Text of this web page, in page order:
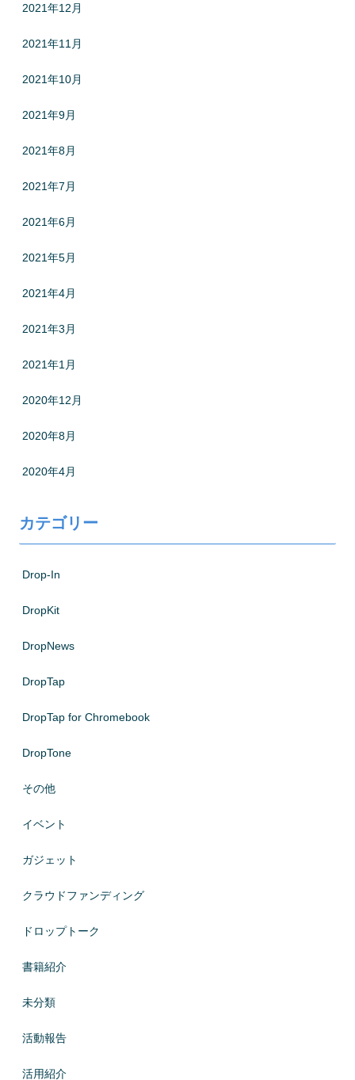
2021年12月
2021年11月
2021年10月
2021年9月
2021年8月
2021年7月
2021年6月
2021年5月
2021年4月
2021年3月
2021年1月
2020年12月
2020年8月
2020年4月
カテゴリー
Drop-In
DropKit
DropNews
DropTap
DropTap for Chromebook
DropTone
その他
イベント
ガジェット
クラウドファンディング
ドロップトーク
書籍紹介
未分類
活動報告
活用紹介